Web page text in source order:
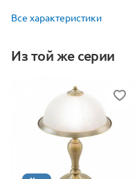
Все характеристики
Из той же серии